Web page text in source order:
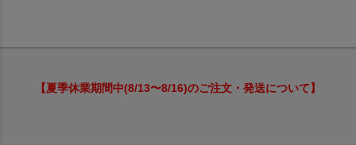
【夏季休業期間中(8/13〜8/16)のご注文・発送について】